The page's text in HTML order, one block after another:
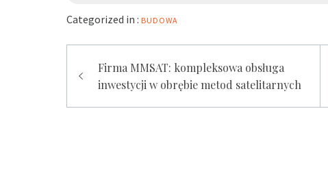
Categorized in : BUDOWA
Zobacz
wpisy
Firma MMSAT: kompleksowa obsługa
inwestycji w obrębie metod satelitarnych